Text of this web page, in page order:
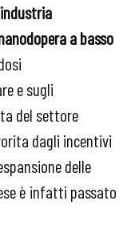
a basso
e sugli
del settore
dagli incentivi
delle
è infatti passato